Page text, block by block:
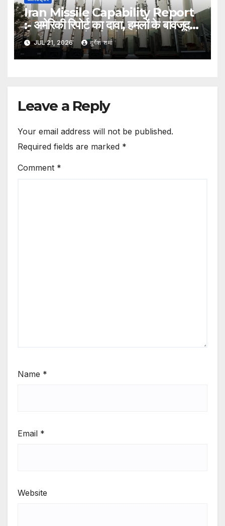
Iran Missile Capability Report
:- अमेरिकी रिपोर्ट का दावा, हमलों के बावजूद
ईरान की मिसाइलें हुईं अधिक तेज, घातक और
आधुनिक
JUL 21, 2026 दुर्गेश शर्मा
Leave a Reply
Your email address will not be published.
Required fields are marked *
Comment *
Name *
Email *
Website